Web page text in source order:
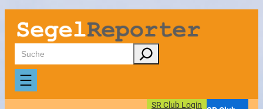
Zum
Inhalt
springen
Suchen
SR Club Login